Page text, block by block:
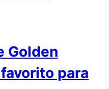
Golden
para